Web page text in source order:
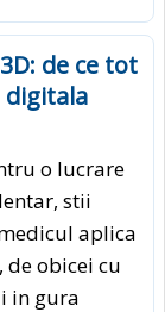
de ce tot
o lucrare
stii
aplica
de obicei cu
in gura